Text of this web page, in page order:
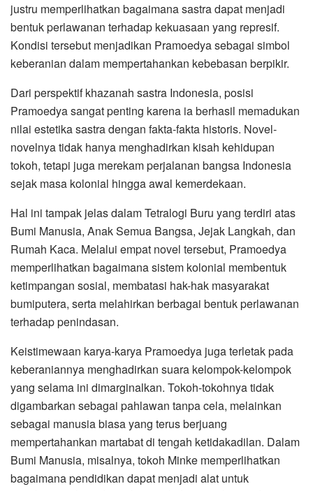
justru memperlihatkan bagaimana sastra dapat menjadi
bentuk perlawanan terhadap kekuasaan yang represif.
Kondisi tersebut menjadikan Pramoedya sebagai simbol
keberanian dalam mempertahankan kebebasan berpikir.
Dari perspektif khazanah sastra Indonesia, posisi
Pramoedya sangat penting karena ia berhasil memadukan
nilai estetika sastra dengan fakta-fakta historis. Novel-
novelnya tidak hanya menghadirkan kisah kehidupan
tokoh, tetapi juga merekam perjalanan bangsa Indonesia
sejak masa kolonial hingga awal kemerdekaan.
Hal ini tampak jelas dalam Tetralogi Buru yang terdiri atas
Bumi Manusia, Anak Semua Bangsa, Jejak Langkah, dan
Rumah Kaca. Melalui empat novel tersebut, Pramoedya
memperlihatkan bagaimana sistem kolonial membentuk
ketimpangan sosial, membatasi hak-hak masyarakat
bumiputera, serta melahirkan berbagai bentuk perlawanan
terhadap penindasan.
Keistimewaan karya-karya Pramoedya juga terletak pada
keberaniannya menghadirkan suara kelompok-kelompok
yang selama ini dimarginalkan. Tokoh-tokohnya tidak
digambarkan sebagai pahlawan tanpa cela, melainkan
sebagai manusia biasa yang terus berjuang
mempertahankan martabat di tengah ketidakadilan. Dalam
Bumi Manusia, misalnya, tokoh Minke memperlihatkan
bagaimana pendidikan dapat menjadi alat untuk